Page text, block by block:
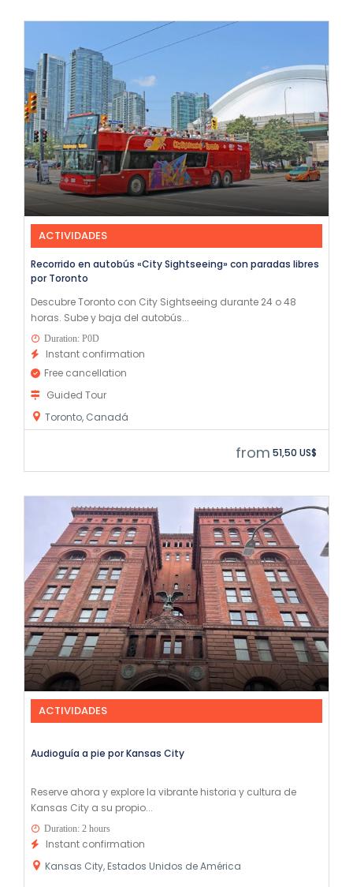
ACTIVIDADES
Recorrido en autobús «City Sightseeing» con paradas libres
por Toronto
Descubre Toronto con City Sightseeing durante 24 o 48
horas. Sube y baja del autobús...
Duration: P0D
Instant confirmation
Free cancellation
Guided Tour
Toronto, Canadá
from 51,50 US$
ACTIVIDADES
Audioguía a pie por Kansas City
Reserve ahora y explore la vibrante historia y cultura de
Kansas City a su propio...
Duration: 2 hours
Instant confirmation
Kansas City, Estados Unidos de América